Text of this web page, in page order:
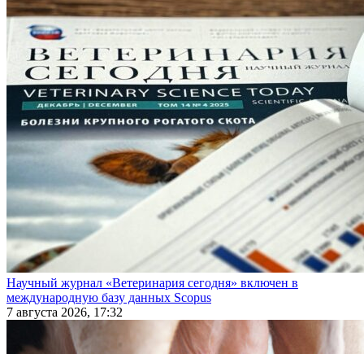
Научный журнал «Ветеринария сегодня» включен в
международную базу данных Scopus
7 августа 2026, 17:32